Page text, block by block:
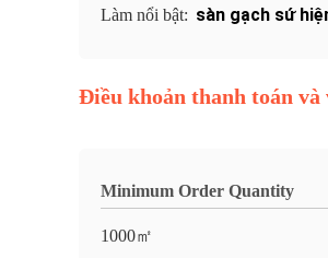
Làm nổi bật: sàn gạch sứ
Điều khoản thanh toán và
Minimum Order Quantity
1000㎡